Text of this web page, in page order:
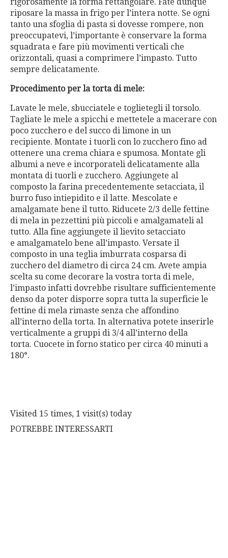
riposare la massa in frigo per l’intera notte. Se ogni
tanto una sfoglia di pasta si dovesse rompere, non
preoccupatevi, l’importante è conservare la forma
squadrata e fare più movimenti verticali che
orizzontali, quasi a comprimere l’impasto. Tutto
sempre delicatamente.
Procedimento per la torta di mele:
Lavate le mele, sbucciatele e toglietegli il torsolo.
Tagliate le mele a spicchi e mettetele a macerare con
poco zucchero e del succo di limone in un
recipiente. Montate i tuorli con lo zucchero fino ad
ottenere una crema chiara e spumosa. Montate gli
albumi a neve e incorporateli delicatamente alla
montata di tuorli e zucchero. Aggiungete al
composto la farina precedentemente setacciata, il
burro fuso intiepidito e il latte. Mescolate e
amalgamate bene il tutto. Riducete 2/3 delle fettine
di mela in pezzettini più piccoli e amalgamateli al
tutto. Alla fine aggiungete il lievito setacciato
e amalgamatelo bene all’impasto. Versate il
composto in una teglia imburrata cosparsa di
zucchero del diametro di circa 24 cm. Avete ampia
scelta su come decorare la vostra torta di mele,
l’impasto infatti dovrebbe risultare sufficientemente
denso da poter disporre sopra tutta la superficie le
fettine di mela rimaste senza che affondino
all’interno della torta. In alternativa potete inserirle
verticalmente a gruppi di 3/4 all’interno della
torta. Cuocete in forno statico per circa 40 minuti a
180°.
Visited 15 times, 1 visit(s) today
POTREBBE INTERESSARTI